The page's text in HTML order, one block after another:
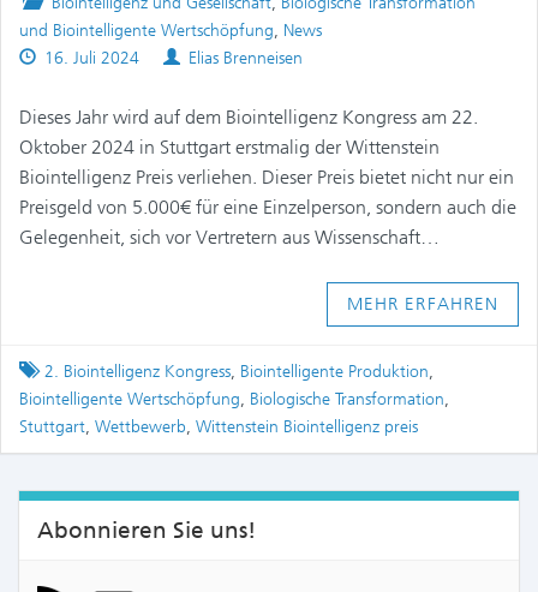
in
und Biointelligente Wertschöpfung, News
Published
16. Juli 2024 Authors
Elias Brenneisen
Dieses Jahr wird auf dem Biointelligenz Kongress am 22.
Oktober 2024 in Stuttgart erstmalig der Wittenstein
Biointelligenz Preis verliehen. Dieser Preis bietet nicht nur ein
Preisgeld von 5.000€ für eine Einzelperson, sondern auch die
Gelegenheit, sich vor Vertretern aus Wissenschaft…
MEHR ERFAHREN
Tagged
2. Biointelligenz Kongress, Biointelligente Produktion,
Biointelligente Wertschöpfung, Biologische Transformation,
Stuttgart, Wettbewerb, Wittenstein Biointelligenz preis
Abonnieren Sie uns!